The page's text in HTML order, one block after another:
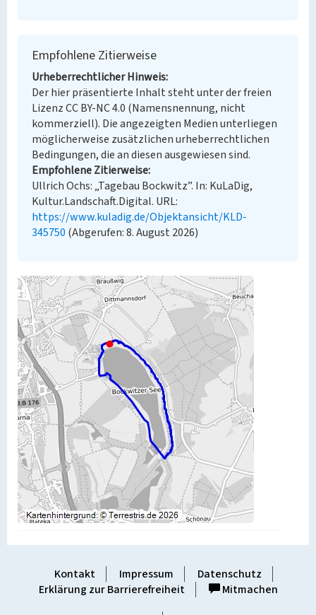
Empfohlene Zitierweise
Urheberrechtlicher Hinweis
Der hier präsentierte Inhalt steht unter der freien
Lizenz CC BY-NC 4.0 (Namensnennung, nicht
kommerziell). Die angezeigten Medien unterliegen
möglicherweise zusätzlichen urheberrechtlichen
Bedingungen, die an diesen ausgewiesen sind.
Empfohlene Zitierweise
Ullrich Ochs: „Tagebau Bockwitz”. In: KuLaDig,
Kultur.Landschaft.Digital. URL:
https://www.kuladig.de/Objektansicht/KLD-
345750 (Abgerufen: 8. August 2026)
Kontakt Impressum
Datenschutz
Erklärung zur Barrierefreiheit
Mitmachen